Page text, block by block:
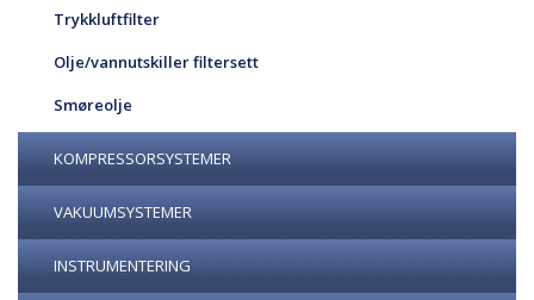
Trykkluftfilter
Olje/vannutskiller filtersett
Smøreolje
KOMPRESSORSYSTEMER
VAKUUMSYSTEMER
INSTRUMENTERING